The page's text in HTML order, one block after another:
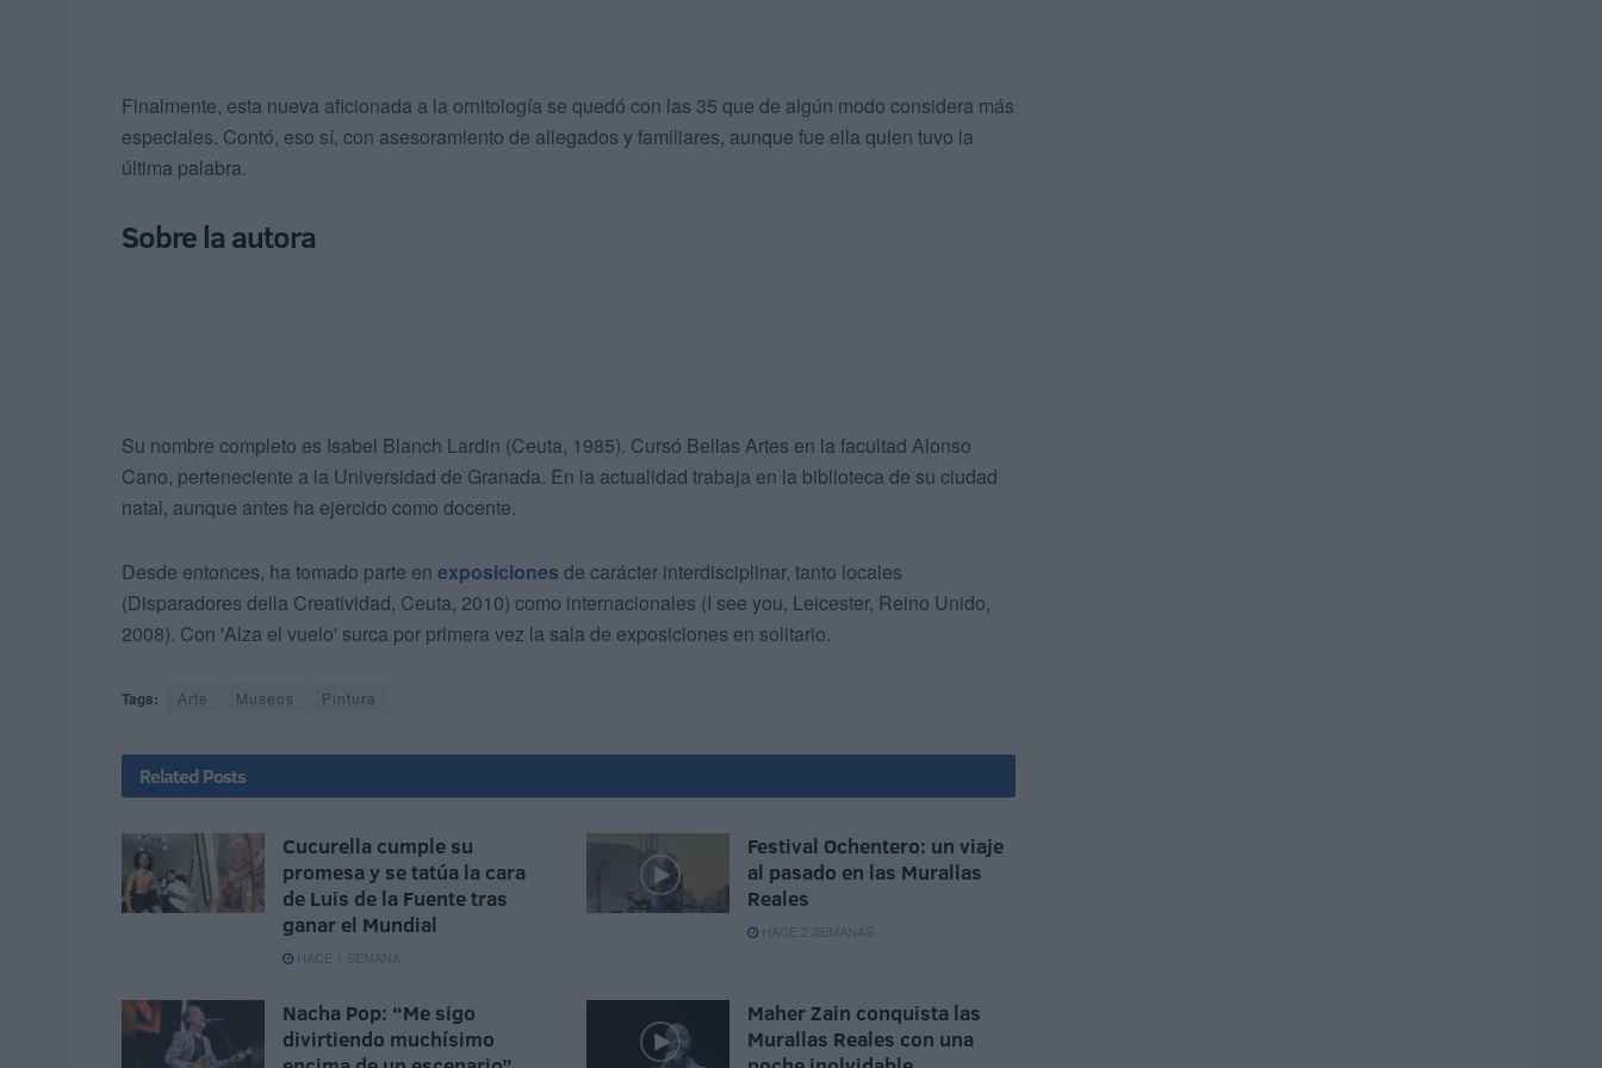
Finalmente, esta nueva aficionada a la ornitología se quedó con las 35 que de algún modo considera más
especiales. Contó, eso sí, con asesoramiento de allegados y familiares, aunque fue ella quien tuvo la
última palabra.
Sobre la autora
Su nombre completo es Isabel Blanch Lardin (Ceuta, 1985). Cursó Bellas Artes en la facultad Alonso
Cano, perteneciente a la Universidad de Granada. En la actualidad trabaja en la biblioteca de su ciudad
natal, aunque antes ha ejercido como docente.
Desde entonces, ha tomado parte en exposiciones de carácter interdisciplinar, tanto locales
(Disparadores della Creatividad, Ceuta, 2010) como internacionales (I see you, Leicester, Reino Unido,
2008). Con 'Alza el vuelo' surca por primera vez la sala de exposiciones en solitario.
Tags: Arte Museos Pintura
Related Posts
Cucurella cumple su
promesa y se tatúa la cara
de Luis de la Fuente tras
ganar el Mundial
HACE 1 SEMANA
Festival Ochentero: un viaje
al pasado en las Murallas
Reales
HACE 2 SEMANAS
Nacha Pop: “Me sigo
divirtiendo muchísimo
Maher Zain conquista las
Murallas Reales con una